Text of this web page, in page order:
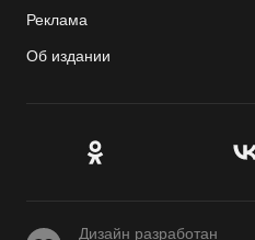
Реклама
Об издании